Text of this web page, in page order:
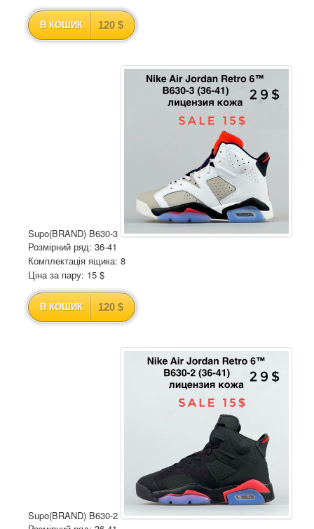
В КОШИК 120 $
Supo(BRAND) B630-3
Розмірний ряд: 36-41
Комплектація ящика: 8
Ціна за пару: 15 $
В КОШИК 120 $
Supo(BRAND) B630-2